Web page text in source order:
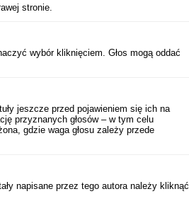
stronie.
wybór kliknięciem. Głos mogą oddać
jeszcze przed pojawieniem się ich na
przyznanych głosów – w tym celu
gdzie waga głosu zależy przede
napisane przez tego autora należy kliknąć